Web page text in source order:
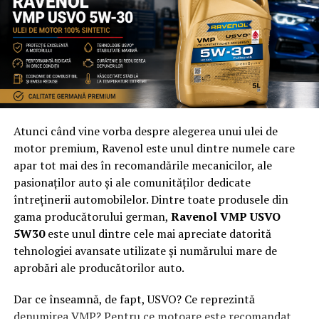
obosesc, nu se grăbesc, verificarea e consecventă la
fiecare ciclu. Ideal pentru industrii unde calitatea
trebuie dovedită la fiecare piesă (automotive, farma,
electronice).
Cum arată drumul corect spre
digitalizare
Cea mai frecventă greşeală e să începi cu ce echipament
cumpăr. Întrebarea corectă e: ce problemă rezolv?
Pasul 1 : Identifică durerea reală.Opriri
frecvente? Calitate variabilă? Lipsă de date? Risc
de accidente? Fiecare problemă are o soluție
diferită. Nu toate fabricile au nevoie de roboți —
HMI mai clar.
Atunci când vine vorba despre alegerea unui ulei de
motor premium, Ravenol este unul dintre numele care
apar tot mai des în recomandările mecanicilor, ale
pasionaților auto și ale comunităților dedicate
întreținerii automobilelor. Dintre toate produsele din
gama producătorului german, Ravenol VMP USVO
5W30este unul dintre cele mai apreciate datorită
tehnologiei avansate utilizate și numărului mare de
aprobări ale producătorilor auto.
Dar ce înseamnă, de fapt, USVO? Ce reprezintă